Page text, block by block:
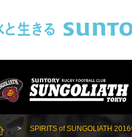
SUNGOLIATH TOP
SPIRITS of SUNGOLIATH